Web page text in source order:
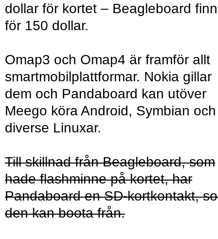
dollar för kortet – Beagleboard
för 150 dollar.
Omap3 och Omap4 är framför allt
smartmobilplattformar. Nokia gillar
dem och Pandaboard kan utöver
Meego köra Android, Symbian och
diverse Linuxar.
Till skillnad från Beagleboard, som
hade flashminne på kortet, har
Pandaboard en SD-kortkontakt,
den kan boota från.